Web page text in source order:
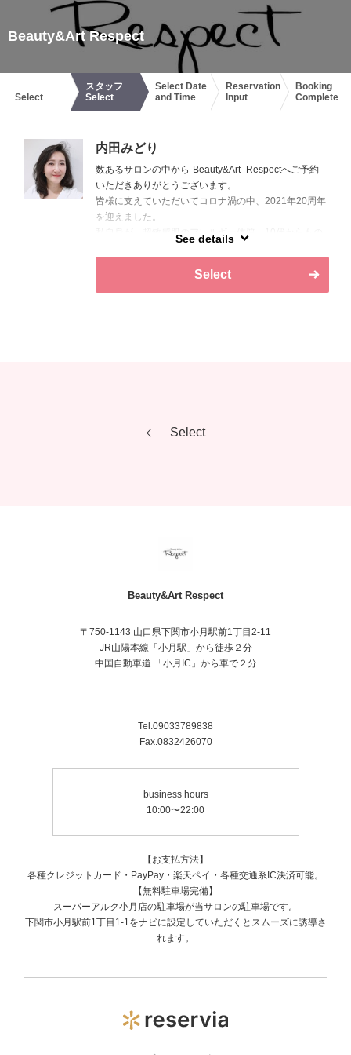
Beauty&Art Respect
Select
スタッフ
Select
Select Date
and Time
Reservation
Input
Booking
Complete
内田みどり
数あるサロンの中から-Beauty&Art- Respectへご予約
いただきありがとうございます。
皆様に支えていただいてコロナ渦の中、2021年20周年
を迎えました。
私自身が、超敏感肌のアレルギー体質。10代からもの
当サロンへのメニュー導入・化粧品・機器に対してオ
See details
Select
Select
Beauty&Art Respect
〒750-1143 山口県下関市小月駅前1丁目2-11
JR山陽本線「小月駅」から徒歩２分
中国自動車道 「小月IC」から車で２分
Tel.09033789838
Fax.0832426070
business hours
10:00〜22:00
【お支払方法】
各種クレジットカード・PayPay・楽天ペイ・各種交通系IC決済可能。
【無料駐車場完備】
スーパーアルク小月店の駐車場が当サロンの駐車場です。
下関市小月駅前1丁目1-1をナビに設定していただくとスムーズに誘導さ
れます。